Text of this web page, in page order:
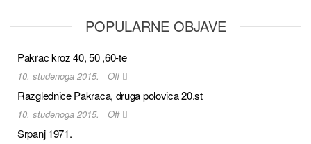
POPULARNE OBJAVE
Pakrac kroz 40, 50 ,60-te
10. studenoga 2015. Off
Razglednice Pakraca, druga polovica 20.st
10. studenoga 2015. Off
Srpanj 1971.